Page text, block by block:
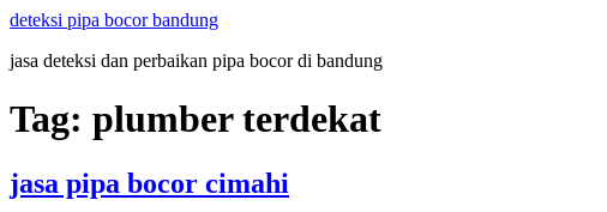
Skip
content
deteksi pipa bocor bandung
jasa deteksi dan perbaikan pipa bocor di bandung
Tag: plumber terdekat
jasa pipa bocor cimahi